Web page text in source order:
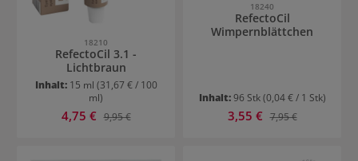
18210
RefectoCil 3.1 -
Lichtbraun
Inhalt: 15 ml (31,67 € / 100
ml)
Verkaufspreis:
4,75 € Regulärer Preis:
9,95 €
18240
RefectoCil
Wimpernblättchen
Inhalt:96 Stk(0,04 € / 1 Stk)
Verkaufspreis:
3,55 € Regulärer Preis:
7,95 €